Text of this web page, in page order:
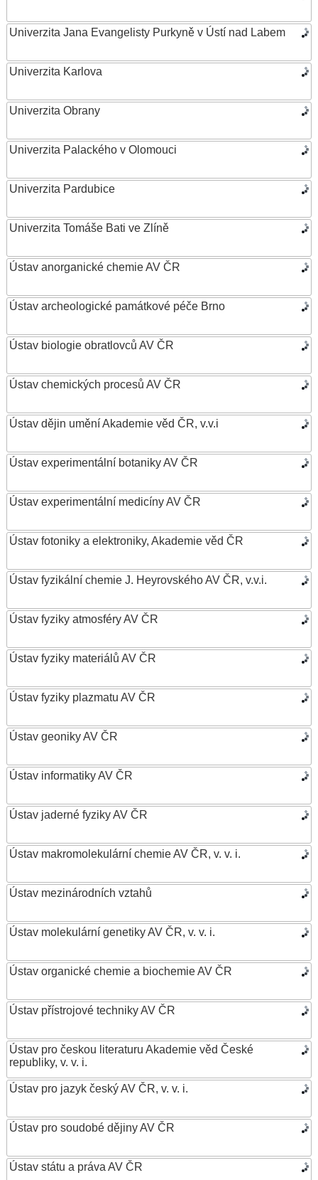
Univerzita Jana Evangelisty Purkyně v Ústí nad Labem
Univerzita Karlova
Univerzita Obrany
Univerzita Palackého v Olomouci
Univerzita Pardubice
Univerzita Tomáše Bati ve Zlíně
Ústav anorganické chemie AV ČR
Ústav archeologické památkové péče Brno
Ústav biologie obratlovců AV ČR
Ústav chemických procesů AV ČR
Ústav dějin umění Akademie věd ČR, v.v.i
Ústav experimentální botaniky AV ČR
Ústav experimentální medicíny AV ČR
Ústav fotoniky a elektroniky, Akademie věd ČR
Ústav fyzikální chemie J. Heyrovského AV ČR, v.v.i.
Ústav fyziky atmosféry AV ČR
Ústav fyziky materiálů AV ČR
Ústav fyziky plazmatu AV ČR
Ústav geoniky AV ČR
Ústav informatiky AV ČR
Ústav jaderné fyziky AV ČR
Ústav makromolekulární chemie AV ČR, v. v. i.
Ústav mezinárodních vztahů
Ústav molekulární genetiky AV ČR, v. v. i.
Ústav organické chemie a biochemie AV ČR
Ústav přístrojové techniky AV ČR
Ústav pro českou literaturu Akademie věd České
republiky, v. v. i.
Ústav pro jazyk český AV ČR, v. v. i.
Ústav pro soudobé dějiny AV ČR
Ústav státu a práva AV ČR